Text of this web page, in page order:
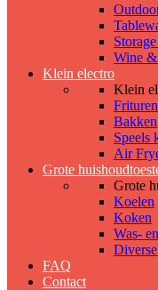
Wine
Klein electro
Klein
Frituren
Bakken
Speels
Air
Grote
Grote
Koelen
Koken
Was-
FAQ
Contact